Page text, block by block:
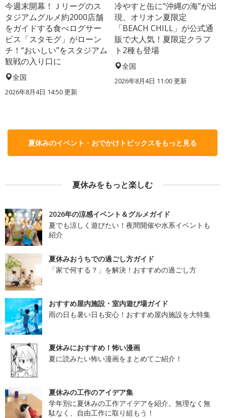
今週末開幕！Ｊリーグのス
タジアムグルメ約2000店舗
をガイドする食べログサー
ビス「スタモグ」がローン
チ！“おいしい”をスタジアム
観戦の入り口に
全国
2026年8月4日 14:50更新
冷やすと缶に“沖縄の海”が出
現、オリオン夏限定
「BEACH CHILL」が公式通
販で大人気！夏限定クラフ
ト2種も登場
全国
2026年8月4日 11:00更新
夏休みのイベント・おでかけトピックスをもっと見る
夏休みをもっと楽しむ
2026年の涼感イベント＆グルメガイド
夏でも涼しく遊びたい！夜間開催や水系イベントも
紹介
夏休みおうちでの過ごし方ガイド
「家で何する？」を解決！おすすめの過ごし方
おすすめ屋内施設・室内遊び場ガイド
雨の日も暑い日も安心！おすすめ屋内施設を大特集
夏休みにおすすめ！怖い漫画
夏に読みたい怖い漫画をまとめてご紹介！
夏休みの工作のアイデア集
学年別に夏休みの工作アイデアを紹介。無理なく無
駄なく、自由工作に取り組もう！